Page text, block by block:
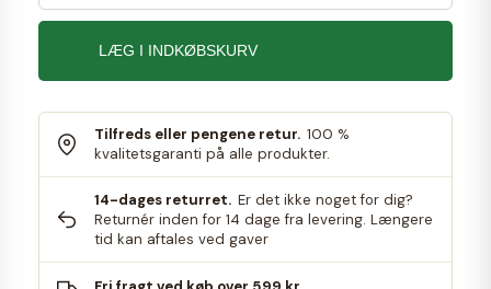
LÆG I INDKØBSKURV
Tilfreds eller pengene retur. 100 %
kvalitetsgaranti på alle produkter.
14-dages returret. Er det ikke noget for dig?
Returnér inden for 14 dage fra levering. Længere
tid kan aftales ved gaver